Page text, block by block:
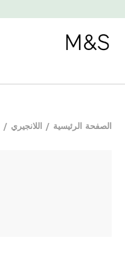
الصفحة الرئيسية / اللانجيري /